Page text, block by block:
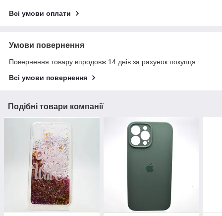
Всі умови оплати
Умови повернення
Повернення товару впродовж 14 днів за рахунок покупця
Всі умови повернення
Подібні товари компанії